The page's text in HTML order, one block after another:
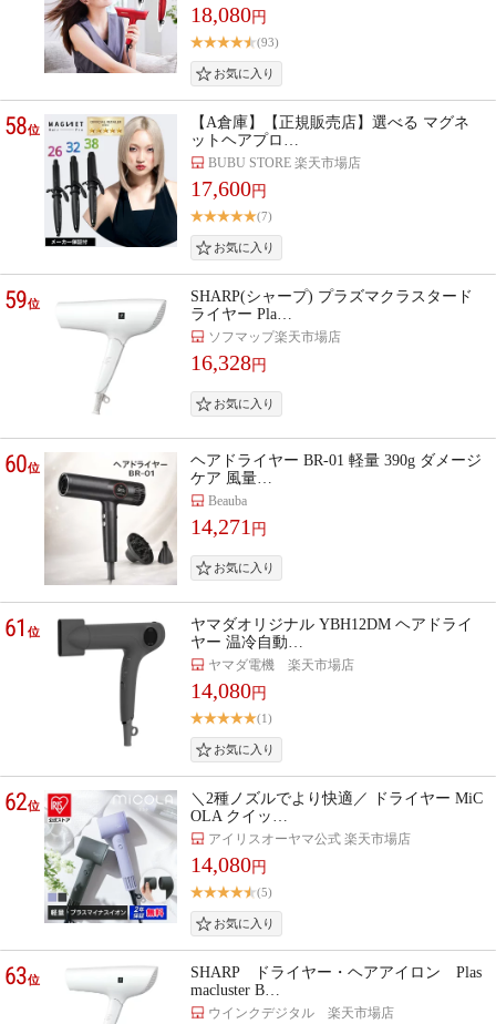
18,080円
(93)
58位
【A倉庫】【正規販売店】選べる マグネ
ットヘアプロ…
BUBU STORE 楽天市場店
17,600円
(7)
59位
SHARP(シャープ) プラズマクラスタード
ライヤー Pla…
ソフマップ楽天市場店
16,328円
60位
ヘアドライヤー BR-01 軽量 390g ダメージ
ケア 風量…
Beauba
14,271 円
61位
ヤマダオリジナル YBH12DM ヘアドライ
ヤー 温冷自動…
ヤマダ電機 楽天市場店
14,080円
(1)
62位
＼2種ノズルでより快適／ ドライヤー MiC
OLA クイッ…
アイリスオーヤマ公式 楽天市場店
14,080円
(5)
63位
SHARP ドライヤー・ヘアアイロン Plas
macluster B…
ウインクデジタル 楽天市場店